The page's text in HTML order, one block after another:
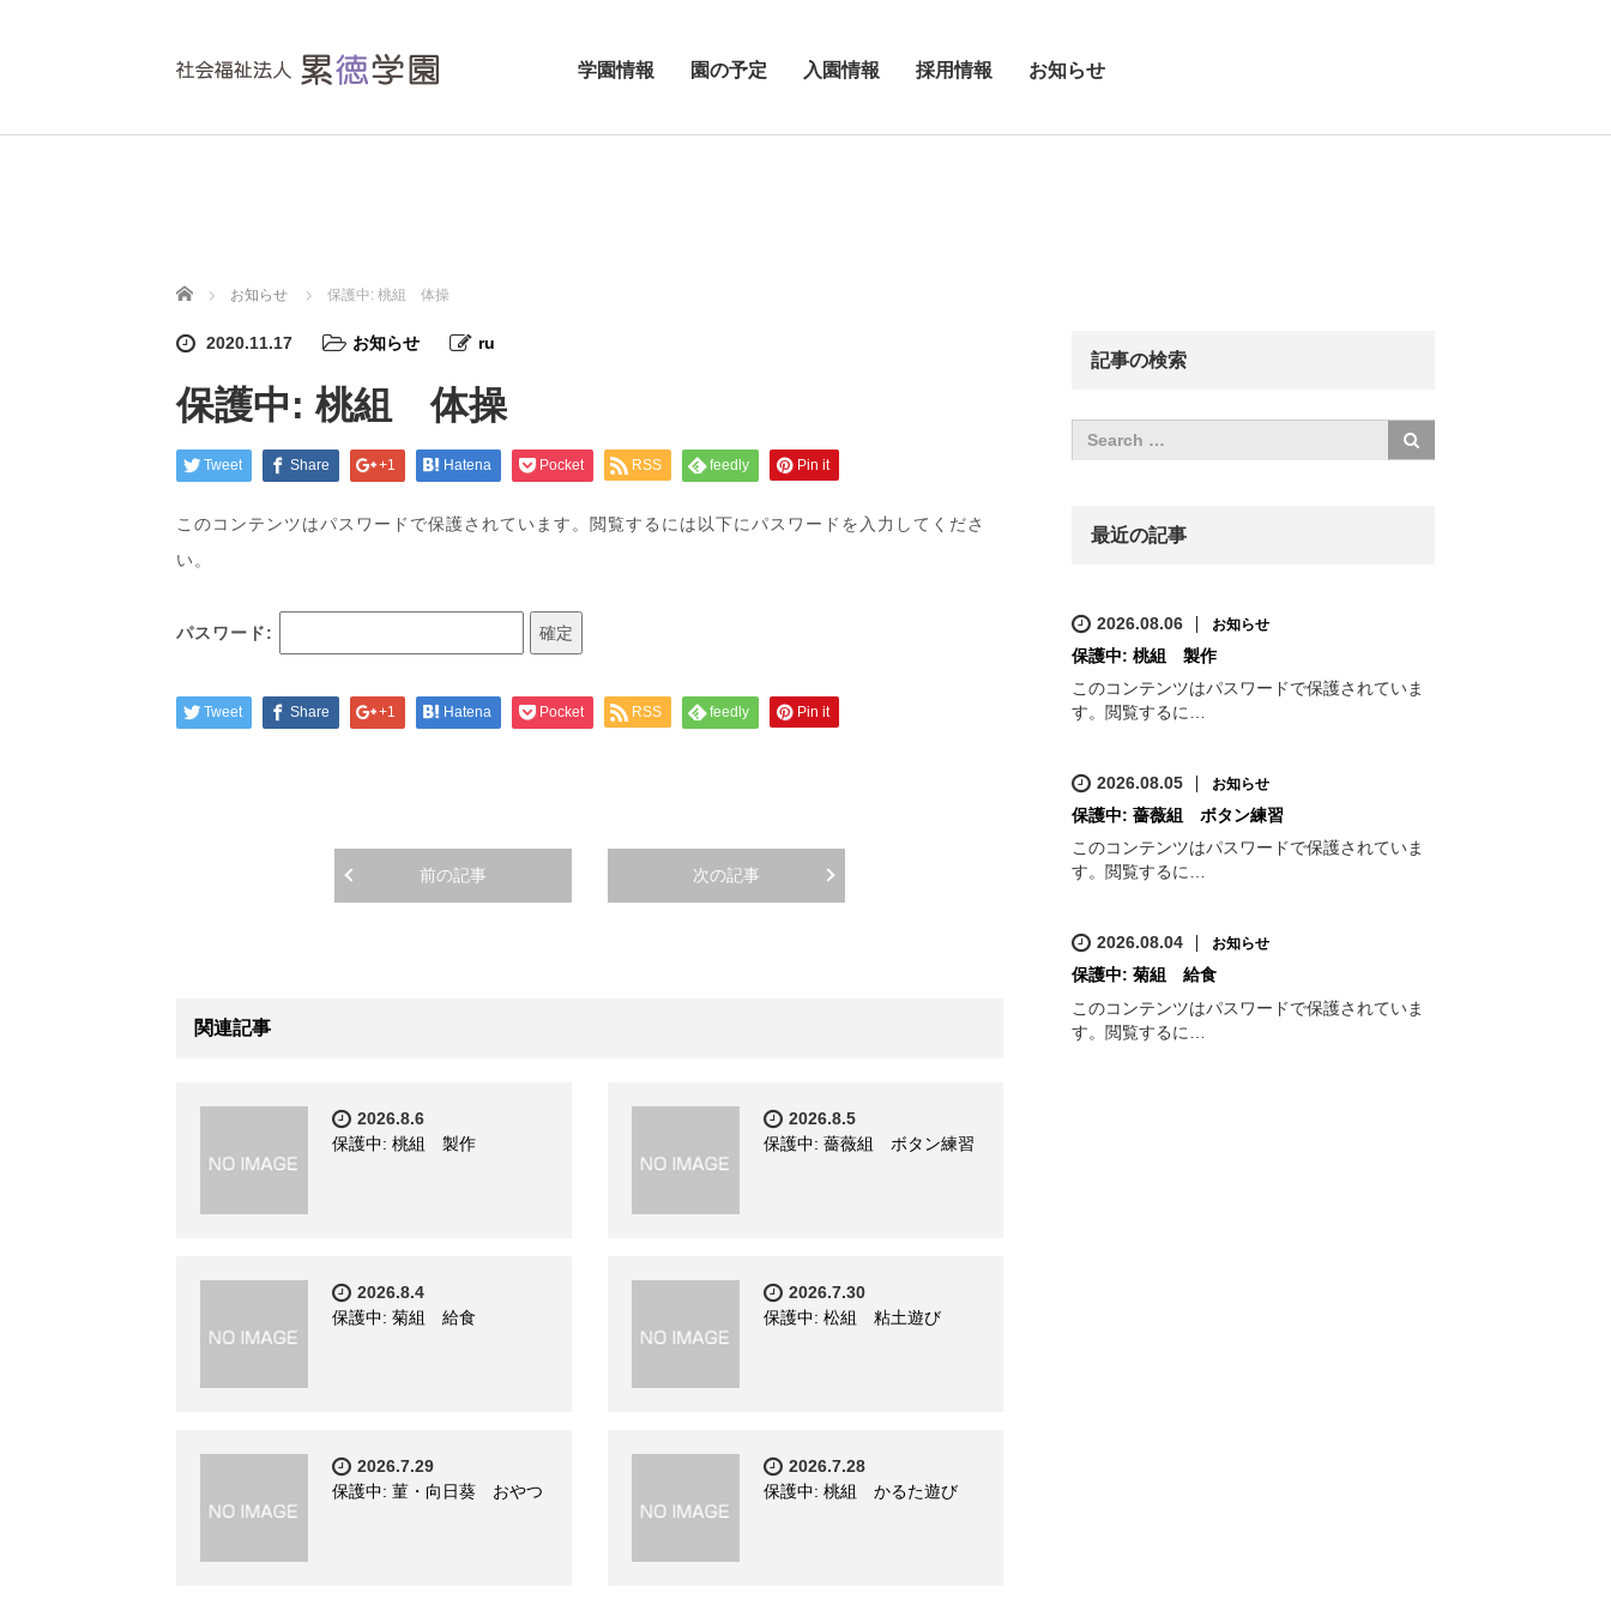
学園情報 園の予定 入園情報 採用情報 お知らせ
ホーム お知らせ 保護中: 桃組 体操
2020.11.17 お知らせ ru
保護中: 桃組 体操
Tweet Share +1 Hatena Pocket RSS feedly Pin it
このコンテンツはパスワードで保護されています。閲覧するには以下にパスワードを入力してくださ
い。
パスワード:
Tweet Share +1 Hatena Pocket RSS feedly Pin it
前の記事 次の記事
関連記事
2026.8.6
保護中: 桃組 製作
2026.8.5
保護中: 薔薇組 ボタン練習
2026.8.4
保護中: 菊組 給食
2026.7.30
保護中: 松組 粘土遊び
2026.7.29
保護中: 菫・向日葵 おやつ
2026.7.28
保護中: 桃組 かるた遊び
記事の検索
最近の記事
2026.08.06 お知らせ
保護中: 桃組 製作
このコンテンツはパスワードで保護されていま
す。閲覧するに…
2026.08.05 お知らせ
保護中: 薔薇組 ボタン練習
このコンテンツはパスワードで保護されていま
す。閲覧するに…
2026.08.04 お知らせ
保護中: 菊組 給食
このコンテンツはパスワードで保護されていま
す。閲覧するに…